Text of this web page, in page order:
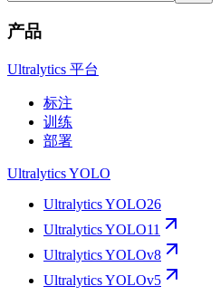
产品
Ultralytics 平台
标注
训练
部署
Ultralytics YOLO
Ultralytics YOLO26
Ultralytics YOLO11
Ultralytics YOLOv8
Ultralytics YOLOv5